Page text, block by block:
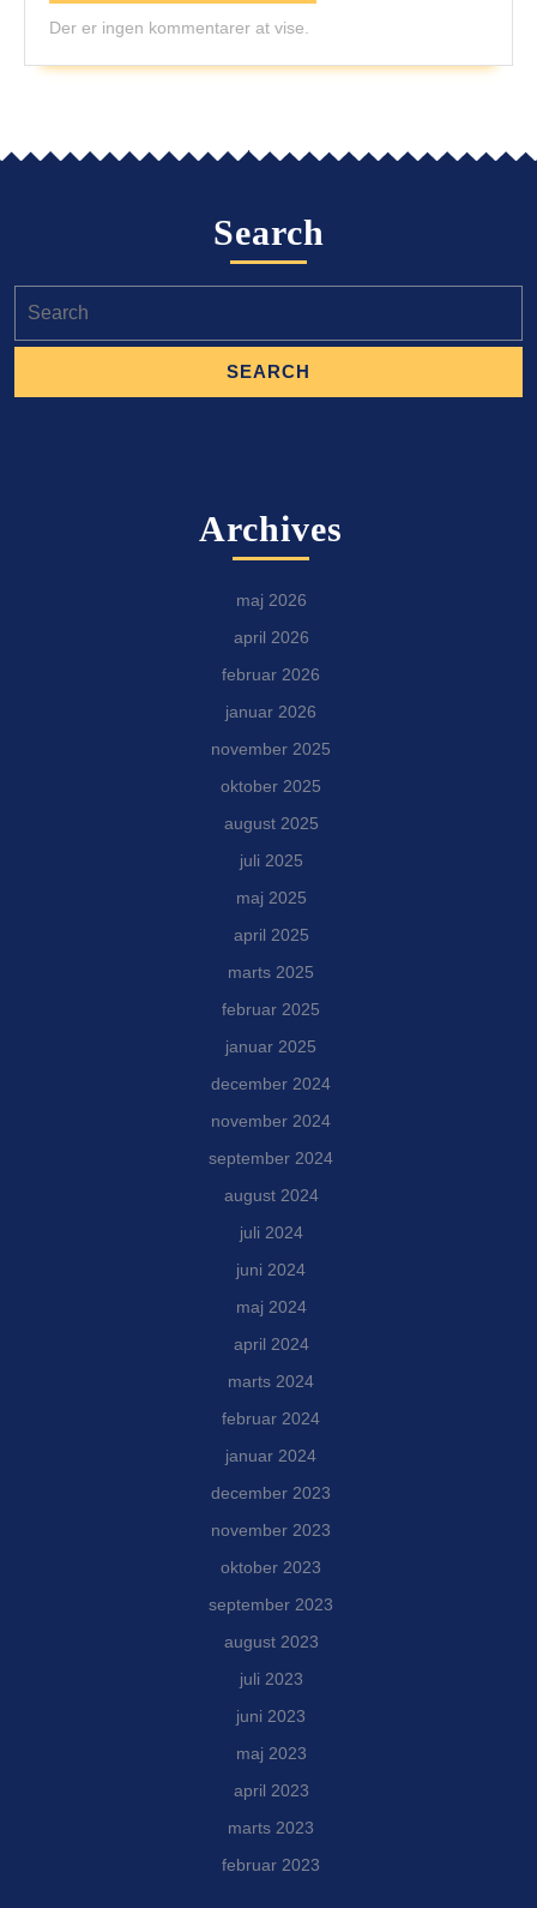
Der er ingen kommentarer at vise.
Search
for:
Archives
maj 2026
april 2026
februar 2026
januar 2026
november 2025
oktober 2025
august 2025
juli 2025
maj 2025
april 2025
marts 2025
februar 2025
januar 2025
december 2024
november 2024
september 2024
august 2024
juli 2024
juni 2024
maj 2024
april 2024
marts 2024
februar 2024
januar 2024
december 2023
november 2023
oktober 2023
september 2023
august 2023
juli 2023
juni 2023
maj 2023
april 2023
marts 2023
februar 2023